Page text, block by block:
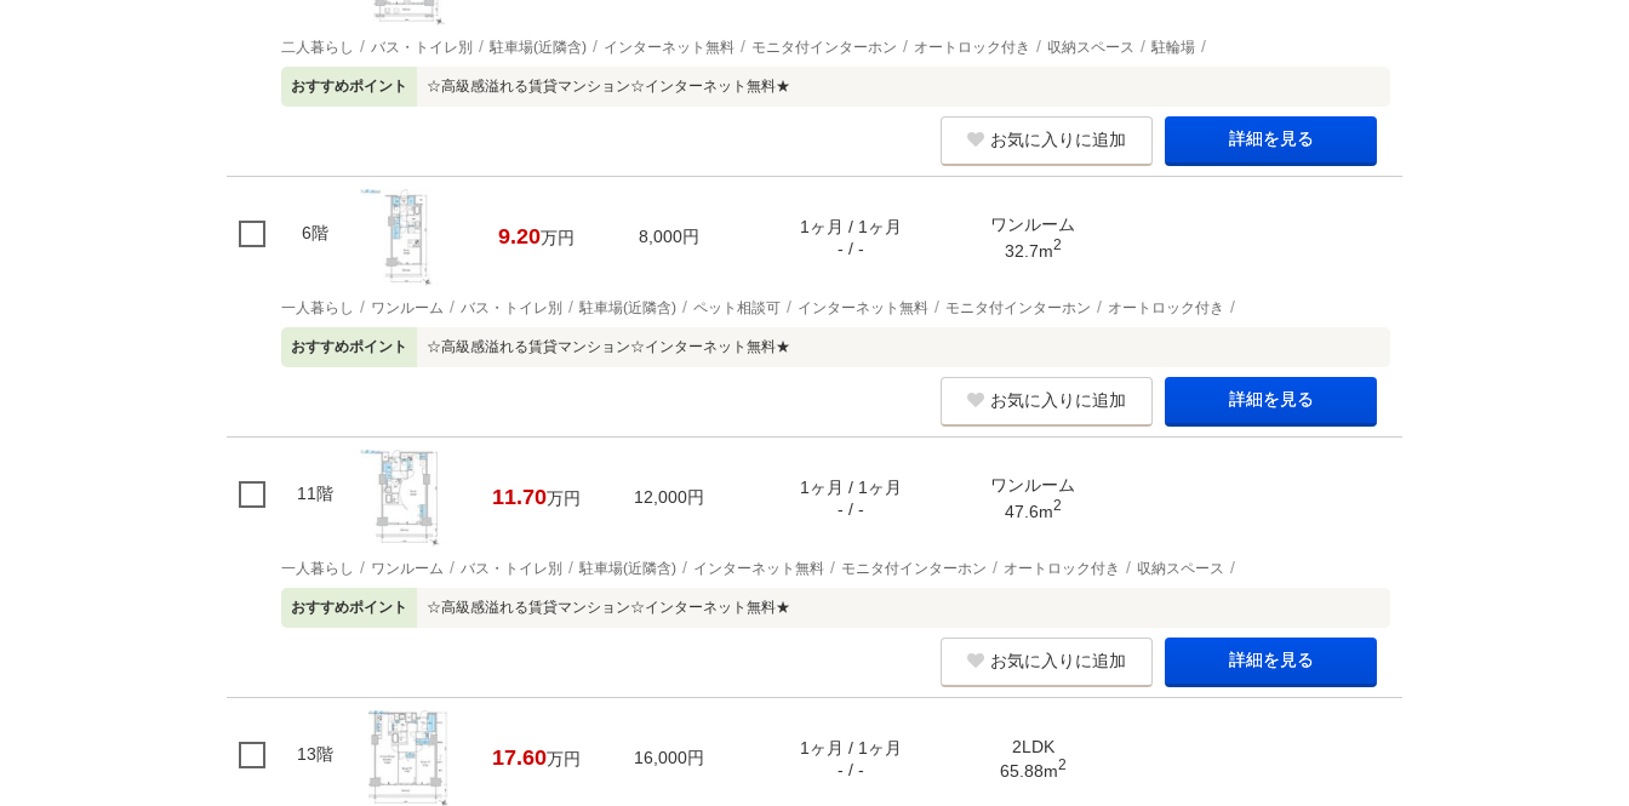
二人暮らし バス・トイレ別 駐車場(近隣含) インターネット無料 モニタ付インターホン オートロック付き 収納スペース 駐輪場
おすすめポイント ☆高級感溢れる賃貸マンション☆インターネット無料★
お気に入りに追加 詳細を見る
6階 9.20万円 8,000円
1ヶ月 / 1ヶ月
- / -
ワンルーム
32.7m2
一人暮らし ワンルーム バス・トイレ別 駐車場(近隣含) ペット相談可 インターネット無料 モニタ付インターホン オートロック付き
おすすめポイント ☆高級感溢れる賃貸マンション☆インターネット無料★
お気に入りに追加 詳細を見る
11階 11.70万円 12,000円
1ヶ月 / 1ヶ月
- / -
ワンルーム
47.6m2
一人暮らし ワンルーム バス・トイレ別 駐車場(近隣含) インターネット無料 モニタ付インターホン オートロック付き 収納スペース
おすすめポイント ☆高級感溢れる賃貸マンション☆インターネット無料★
お気に入りに追加 詳細を見る
13階 17.60万円 16,000円
1ヶ月 / 1ヶ月
- / -
2LDK
65.88m2